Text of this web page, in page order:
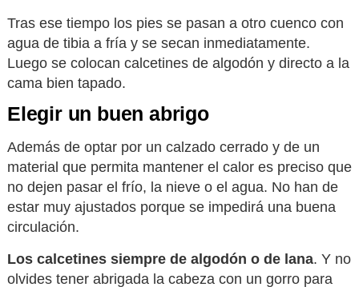
Tras ese tiempo los pies se pasan a otro cuenco con
agua de tibia a fría y se secan inmediatamente.
Luego se colocan calcetines de algodón y directo a la
cama bien tapado.
Elegir un buen abrigo
Además de optar por un calzado cerrado y de un
material que permita mantener el calor es preciso que
no dejen pasar el frío, la nieve o el agua. No han de
estar muy ajustados porque se impedirá una buena
circulación.
Los calcetines siempre de algodón o de lana. Y no
olvides tener abrigada la cabeza con un gorro para